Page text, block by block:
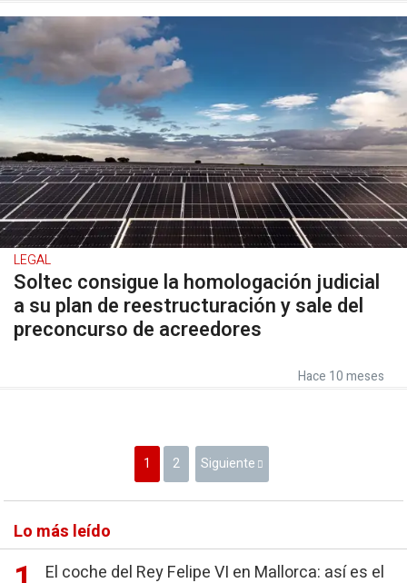
LEGAL
Soltec consigue la homologación judicial
a su plan de reestructuración y sale del
preconcurso de acreedores
Hace 10 meses
1 2 Siguiente
Lo más leído
El coche del Rey Felipe VI en Mallorca: así es el